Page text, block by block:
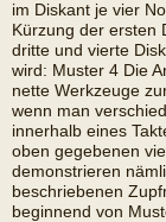
im Diskant je vier
Kürzung der ersten
dritte und vierte
wird: Muster 4 Die
nette Werkzeuge
wenn man
innerhalb eines
oben gegebenen
demonstrieren
beschriebenen
beginnend von